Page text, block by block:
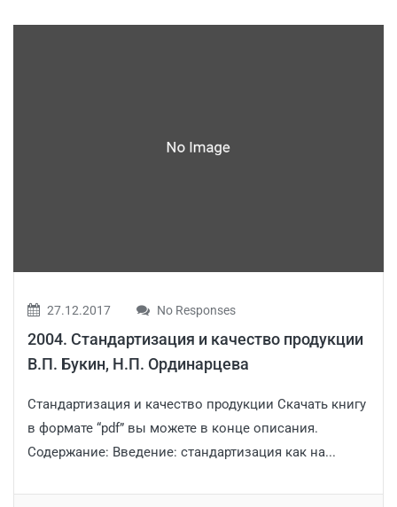
27.12.2017 No Responses
2004. Стандартизация и качество продукции
В.П. Букин, Н.П. Ординарцева
Стандартизация и качество продукции Скачать книгу
в формате “pdf” вы можете в конце описания.
Содержание: Введение: стандартизация как на...